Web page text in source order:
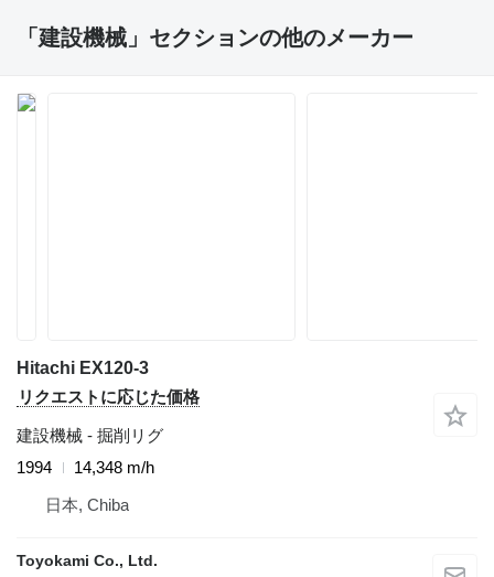
「建設機械」セクションの他のメーカー
Hitachi EX120-3
リクエストに応じた価格
建設機械 - 掘削リグ
1994
14,348 m/h
日本, Chiba
Toyokami Co., Ltd.